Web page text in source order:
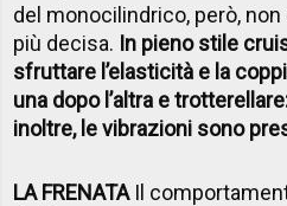
del monocilindrico, però,
più decisa. In pieno stile
sfruttare l’elasticità e la
una dopo l’altra e
inoltre, le vibrazioni sono
LA FRENATAIl